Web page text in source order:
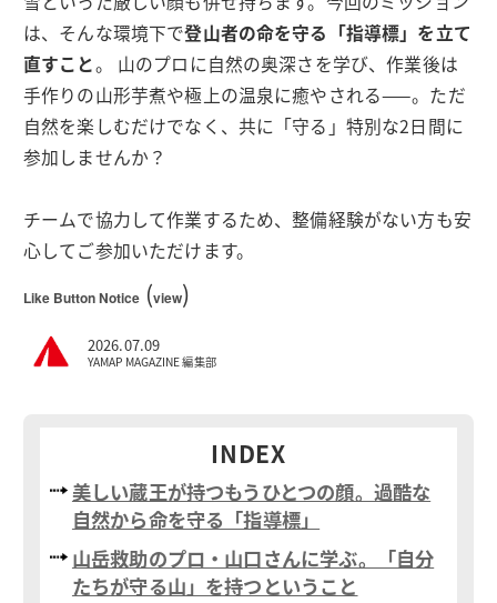
は、そんな環境下で登山者の命を守る「指導標」を立て
直すこと。 山のプロに自然の奥深さを学び、作業後は
手作りの山形芋煮や極上の温泉に癒やされる——。ただ
自然を楽しむだけでなく、共に「守る」特別な2日間に
参加しませんか？
チームで協力して作業するため、整備経験がない方も安
心してご参加いただけます。
Like Button Notice(view)
2026.07.09
YAMAP MAGAZINE 編集部
INDEX
美しい蔵王が持つもうひとつの顔。過酷な
自然から命を守る「指導標」
山岳救助のプロ・山口さんに学ぶ。「自分
たちが守る山」を持つということ